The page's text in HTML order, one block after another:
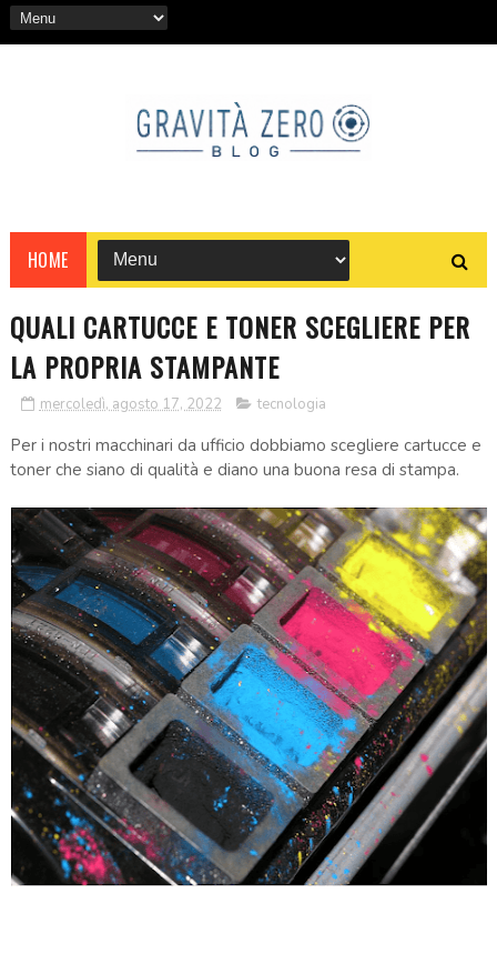
HOME
QUALI CARTUCCE E TONER SCEGLIERE PER
LA PROPRIA STAMPANTE
mercoledì, agosto 17, 2022 tecnologia
Per i nostri macchinari da ufficio dobbiamo scegliere cartucce e
toner che siano di qualità e diano una buona resa di stampa.